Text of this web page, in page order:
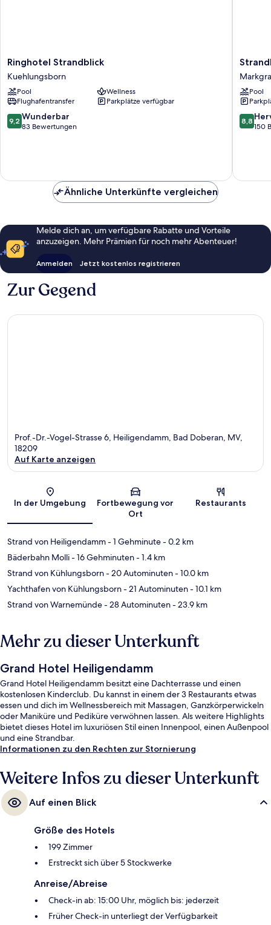
Ringhotel
Strandblick
Kuehlungsborn
Ringhotel Strandblick
Kuehlungsborn
Pool
Wellness
Flughafentransfer
Parkplätze verfügbar
9.2
von
9,2 Wunderbar
83 Bewertungen
Pool
8.8
von
8,8
150
Ähnliche Unterkünfte vergleichen
Melde dich an, um verfügbare Rabatte und Vorteile
anzuzeigen. Mehr Prämien für noch mehr Abenteuer!
Anmelden Jetzt kostenlos registrieren
Zur Gegend
Prof.-Dr.-Vogel-Strasse 6, Heiligendamm, Bad Doberan, MV,
18209
Auf Karte anzeigen
In der Umgebung
Fortbewegung vor
Ort
Restaurants
Strand von Heiligendamm- 1 Gehminute- 0.2 km
Bäderbahn Molli- 16 Gehminuten- 1.4 km
Strand von Kühlungsborn- 20 Autominuten- 10.0 km
Yachthafen von Kühlungsborn- 21 Autominuten- 10.1 km
Strand von Warnemünde- 28 Autominuten- 23.9 km
Mehr zu dieser Unterkunft
Grand Hotel Heiligendamm
Grand Hotel Heiligendamm besitzt eine Dachterrasse und einen
kostenlosen Kinderclub. Du kannst in einem der 3 Restaurants etwas
essen und dich im Wellnessbereich mit Massagen, Ganzkörperwickeln
oder Maniküre und Pediküre verwöhnen lassen. Als weitere Highlights
bietet dieses Hotel im luxuriösen Stil einen Innenpool, einen Außenpool
und eine Strandbar.
Informationen zu den Rechten zur Stornierung
Weitere Infos zu dieser Unterkunft
Auf einen Blick
Größe des Hotels
199 Zimmer
Erstreckt sich über 5 Stockwerke
Anreise/Abreise
Check-in ab: 15:00 Uhr, möglich bis: jederzeit
Früher Check-in unterliegt der Verfügbarkeit